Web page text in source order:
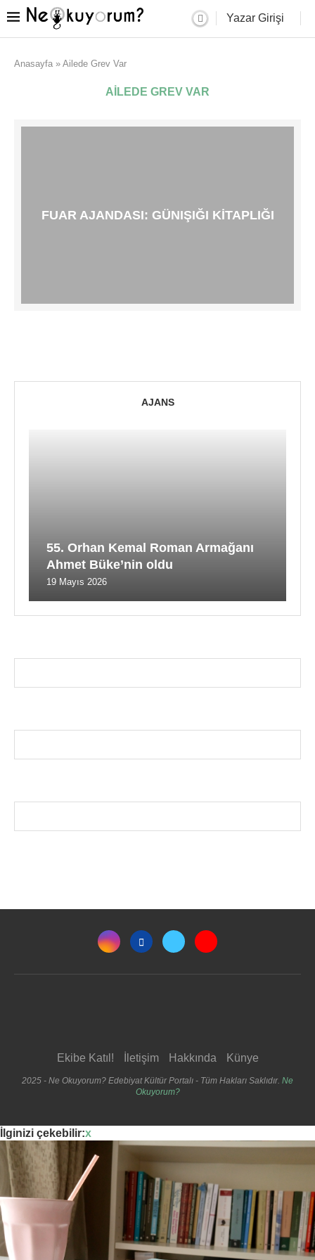
Yazar Girişi
Anasayfa » Ailede Grev Var
AILEDE GREV VAR
FUAR AJANDASI: GÜNIŞIĞI KITAPLIĞI
AJANS
55. Orhan Kemal Roman Armağanı
Ahmet Büke’nin oldu
19 Mayıs 2026
Ekibe Katıl! İletişim Hakkında Künye
2025 - Ne Okuyorum? Edebiyat Kültür Portalı - Tüm Hakları Saklıdır. Ne
Okuyorum?
İlginizi çekebilir:x